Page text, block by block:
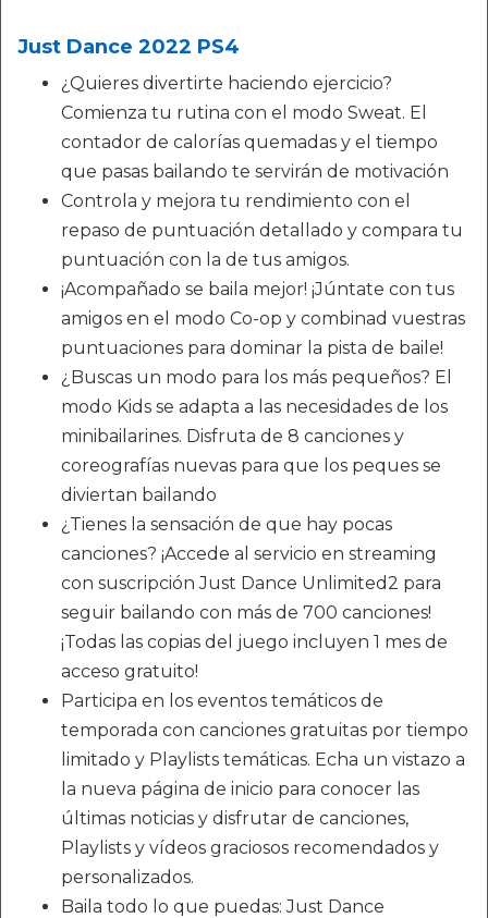
Just Dance 2022 PS4
¿Quieres divertirte haciendo ejercicio?
Comienza tu rutina con el modo Sweat. El
contador de calorías quemadas y el tiempo
que pasas bailando te servirán de motivación
Controla y mejora tu rendimiento con el
repaso de puntuación detallado y compara tu
puntuación con la de tus amigos.
¡Acompañado se baila mejor! ¡Júntate con tus
amigos en el modo Co-op y combinad vuestras
puntuaciones para dominar la pista de baile!
¿Buscas un modo para los más pequeños? El
modo Kids se adapta a las necesidades de los
minibailarines. Disfruta de 8 canciones y
coreografías nuevas para que los peques se
diviertan bailando
¿Tienes la sensación de que hay pocas
canciones? ¡Accede al servicio en streaming
con suscripción Just Dance Unlimited2 para
seguir bailando con más de 700 canciones!
¡Todas las copias del juego incluyen 1 mes de
acceso gratuito!
Participa en los eventos temáticos de
temporada con canciones gratuitas por tiempo
limitado y Playlists temáticas. Echa un vistazo a
la nueva página de inicio para conocer las
últimas noticias y disfrutar de canciones,
Playlists y vídeos graciosos recomendados y
personalizados.
Baila todo lo que puedas: Just Dance